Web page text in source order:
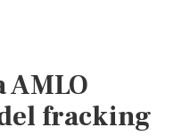
AMLO
fracking